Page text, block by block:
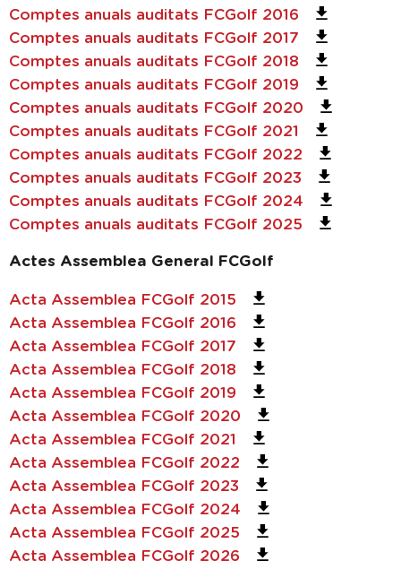
Comptes anuals auditats FCGolf 2016
Comptes anuals auditats FCGolf 2017
Comptes anuals auditats FCGolf 2018
Comptes anuals auditats FCGolf 2019
Comptes anuals auditats FCGolf 2020
Comptes anuals auditats FCGolf 2021
Comptes anuals auditats FCGolf 2022
Comptes anuals auditats FCGolf 2023
Comptes anuals auditats FCGolf 2024
Comptes anuals auditats FCGolf 2025
Actes Assemblea General FCGolf
Acta Assemblea FCGolf 2015
Acta Assemblea FCGolf 2016
Acta Assemblea FCGolf 2017
Acta Assemblea FCGolf 2018
Acta Assemblea FCGolf 2019
Acta Assemblea FCGolf 2020
Acta Assemblea FCGolf 2021
Acta Assemblea FCGolf 2022
Acta Assemblea FCGolf 2023
Acta Assemblea FCGolf 2024
Acta Assemblea FCGolf 2025
Acta Assemblea FCGolf 2026